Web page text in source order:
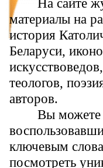
материалы на
история
Беларуси,
теологов,
авторов.
Вы можете
ключевым
посмотреть